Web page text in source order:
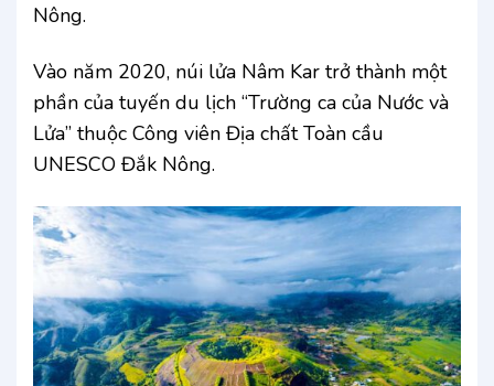
Nông.
Vào năm 2020, núi lửa Nâm Kar trở thành một
phần của tuyến du lịch “Trường ca của Nước và
Lửa” thuộc Công viên Địa chất Toàn cầu
UNESCO Đắk Nông.